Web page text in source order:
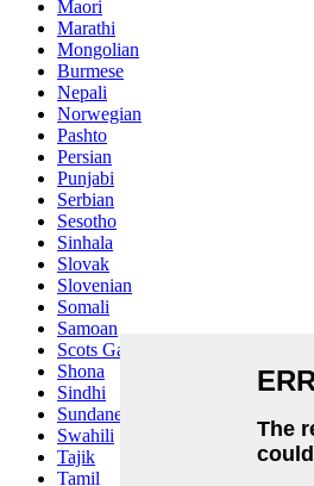
Maori
Marathi
Mongolian
Burmese
Nepali
Norwegian
Pashto
Persian
Punjabi
Serbian
Sesotho
Sinhala
Slovak
Slovenian
Somali
Samoan
Scots Gaelic
Shona
Sindhi
Sundanese
Swahili
Tajik
Tamil